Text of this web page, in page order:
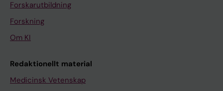
Forskarutbildning
Forskning
Om KI
Redaktionellt material
Medicinsk Vetenskap